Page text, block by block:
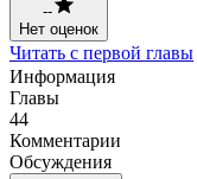
--
Нет оценок
Читать с первой главы
Информация
Главы
44
Комментарии
Обсуждения